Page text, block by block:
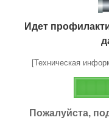
Идет
[Техническая
Пожалуйста,